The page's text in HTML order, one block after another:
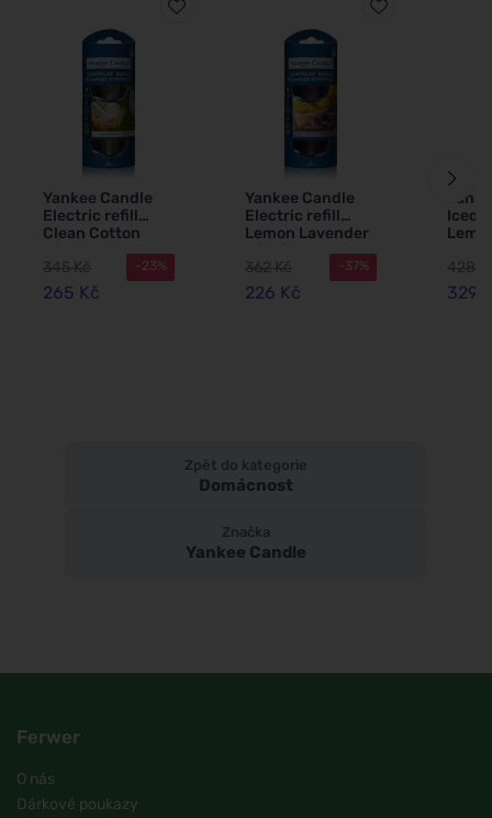
Yankee Candle
Electric refill
Clean Cotton
náplň 2x18,5 ml
345 Kč
265 Kč
-23%
Yankee Candle
Electric refill
Lemon Lavender
náplň 2x18,5 ml
362 Kč
226 Kč
-37%
Iced
428
329
Zpět do kategorie
Domácnost
Značka
Yankee Candle
Ferwer
O nás
Dárkové poukazy